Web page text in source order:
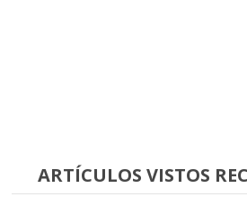
ARTÍCULOS VISTOS